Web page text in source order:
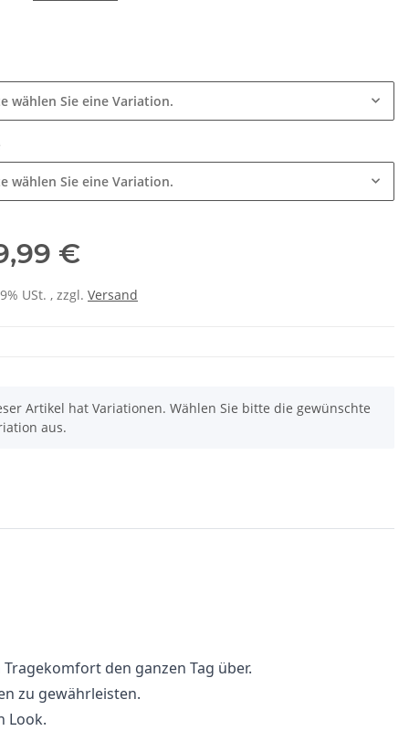
wählen Sie eine Variation.
wählen Sie eine Variation.
€
USt. , zzgl. Versand
Artikel hat Variationen. Wählen Sie bitte die gewünschte
aus.
den ganzen Tag über.
zu gewährleisten.
Look.